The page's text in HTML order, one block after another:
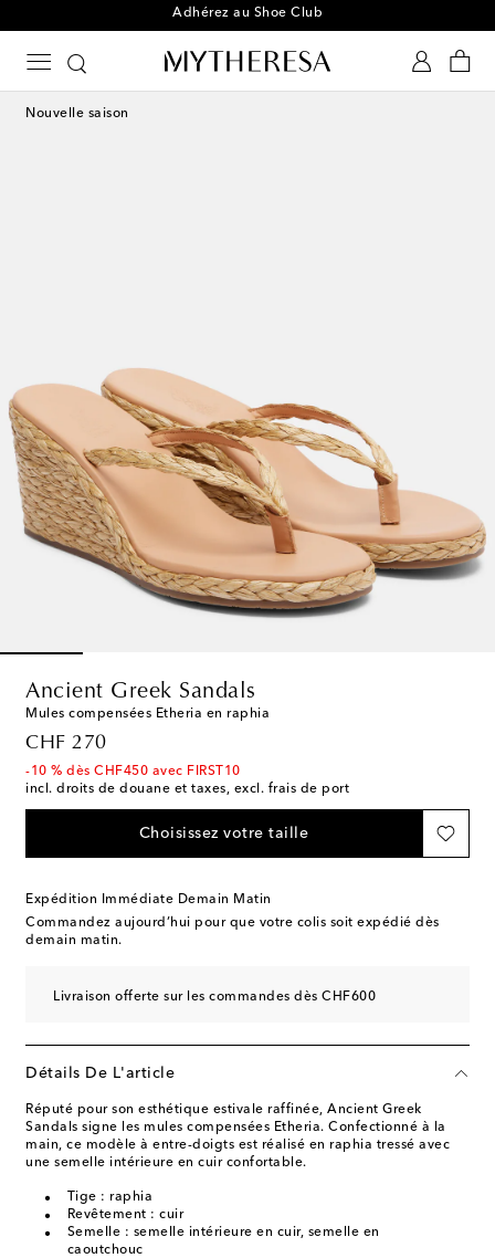
Adhérez au Shoe Club
Nouvelle saison
Ancient Greek Sandals
Mules compensées Etheria en raphia
CHF 270
original price
-10 % dès CHF450 avec FIRST10
incl. droits de douane et taxes, excl. frais de port
Choisissez votre taille
Expédition Immédiate Demain Matin
Commandez aujourd’hui pour que votre colis soit expédié dès
demain matin.
Livraison offerte sur les commandes dès CHF600
Détails De L'article
Réputé pour son esthétique estivale raffinée, Ancient Greek
Sandals signe les mules compensées Etheria. Confectionné à la
main, ce modèle à entre-doigts est réalisé en raphia tressé avec
une semelle intérieure en cuir confortable.
Tige : raphia
Revêtement : cuir
Semelle : semelle intérieure en cuir, semelle en
caoutchouc